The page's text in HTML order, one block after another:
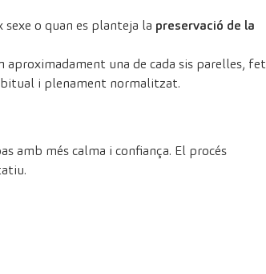
o quan es planteja la preservació de la
una de cada sis parelles, fet
i plenament normalitzat.
amb més calma i confiança. El procés